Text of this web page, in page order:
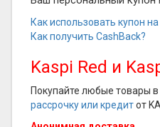
Как использовать купон на
Как получить CashBack?
Kaspi Red и
Покупайте любые товары
рассрочку или кредитот